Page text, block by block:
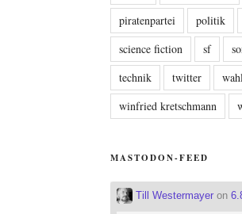
piratenpartei
politik
science fiction
sf
technik
twitter
winfried kretschmann
MASTODON-FEED
Till Westermayer on